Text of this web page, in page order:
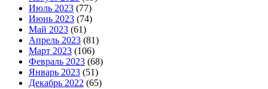
Июль 2023 (77)
Июнь 2023 (74)
Май 2023 (61)
Апрель 2023 (81)
Март 2023 (106)
Февраль 2023 (68)
Январь 2023 (51)
Декабрь 2022 (65)